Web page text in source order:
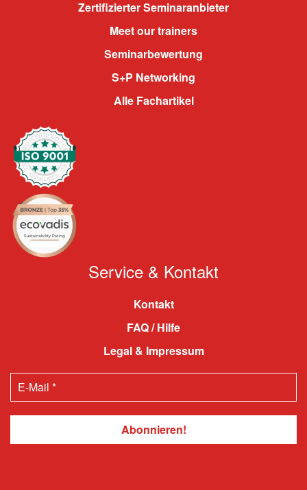
Zertifizierter Seminaranbieter
Meet our trainers
Seminarbewertung
S+P Networking
Alle Fachartikel
Service & Kontakt
Kontakt
FAQ / Hilfe
Legal & Impressum